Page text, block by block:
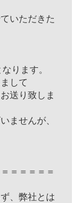
いただきた
ります。
して
送り致しま
ませんが、
＝＝＝＝＝
、弊社とは